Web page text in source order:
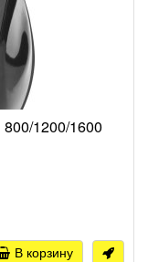
1200/1600
В корзину